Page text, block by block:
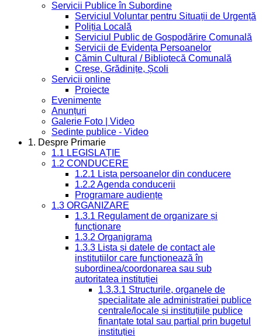
Servicii Publice în Subordine
Serviciul Voluntar pentru Situații de Urgență
Poliția Locală
Serviciul Public de Gospodărire Comunală
Servicii de Evidența Persoanelor
Cămin Cultural / Bibliotecă Comunală
Creșe, Grădinițe, Școli
Servicii online
Proiecte
Evenimente
Anunțuri
Galerie Foto | Video
Sedinte publice - Video
1. Despre Primarie
1.1 LEGISLAȚIE
1.2 CONDUCERE
1.2.1 Lista persoanelor din conducere
1.2.2 Agenda conducerii
Programare audiențe
1.3 ORGANIZARE
1.3.1 Regulament de organizare și
funcționare
1.3.2 Organigrama
1.3.3 Lista și datele de contact ale
instituțiilor care funcționează în
subordinea/coordonarea sau sub
autoritatea instituției
1.3.3.1 Structurile, organele de
specialitate ale administrației publice
centrale/locale și instituțiile publice
finanțate total sau parțial prin bugetul
instituției